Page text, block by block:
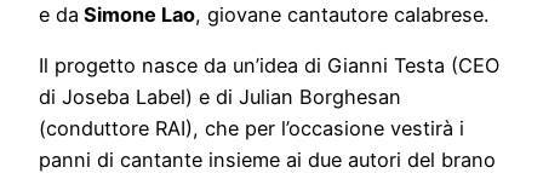
e da Simone Lao, giovane cantautore calabrese.
Il progetto nasce da un’idea di Gianni Testa (CEO
di Joseba Label) e di Julian Borghesan
(conduttore RAI), che per l’occasione vestirà i
panni di cantante insieme ai due autori del brano